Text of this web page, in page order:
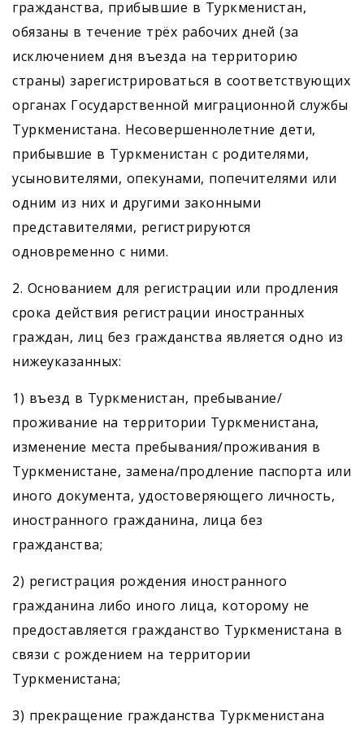
гражданства, прибывшие в Туркменистан,
обязаны в течение трёх рабочих дней (за
исключением дня въезда на территорию
страны) зарегистрироваться в соответствующих
органах Государственной миграционной службы
Туркменистана. Несовершеннолетние дети,
прибывшие в Туркменистан с родителями,
усыновителями, опекунами, попечителями или
одним из них и другими законными
представителями, регистрируются
одновременно с ними.
2. Основанием для регистрации или продления
срока действия регистрации иностранных
граждан, лиц без гражданства является одно из
нижеуказанных:
1) въезд в Туркменистан, пребывание/
проживание на территории Туркменистана,
изменение места пребывания/проживания в
Туркменистане, замена/продление паспорта или
иного документа, удостоверяющего личность,
иностранного гражданина, лица без
гражданства;
2) регистрация рождения иностранного
гражданина либо иного лица, которому не
предоставляется гражданство Туркменистана в
связи с рождением на территории
Туркменистана;
3) прекращение гражданства Туркменистана